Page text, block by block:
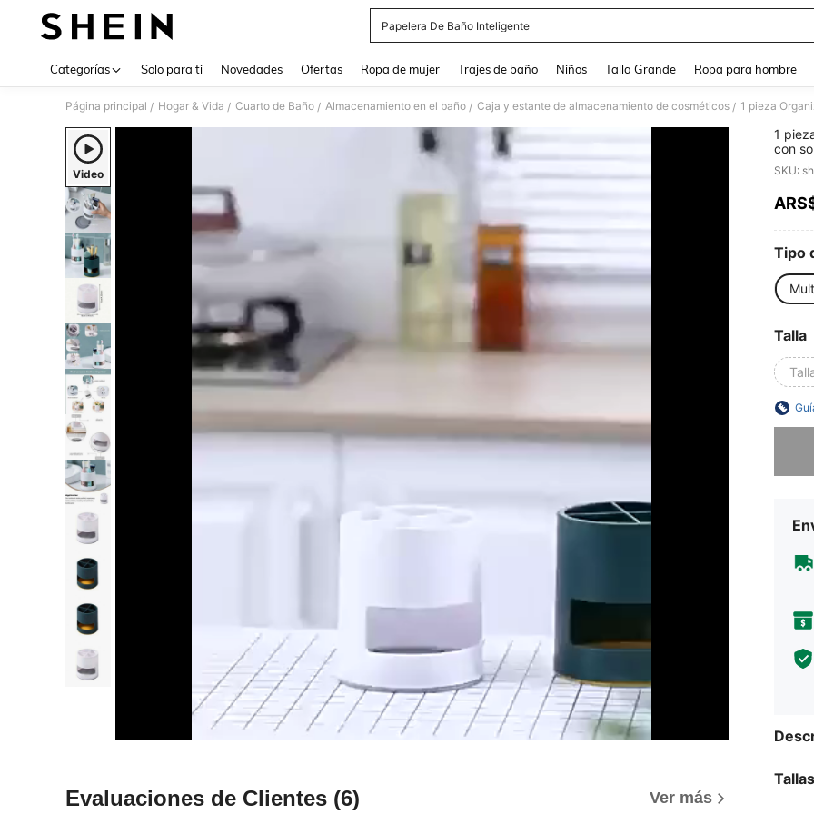
Papelera De Baño Inteligente
Categorías Solo para ti Novedades Ofertas Ropa de mujer Trajes de baño Niños Talla Grande Ropa para hombre
Página principal / Hogar & Vida / Cuarto de Baño / Almacenamiento en el baño / Caja y estante de almacenamiento de cosméticos /
Video
Evaluaciones de Clientes (6) Ver más
1
con
SKU:
Tipo
Talla